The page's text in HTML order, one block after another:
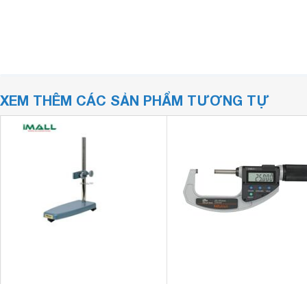
XEM THÊM CÁC SẢN PHẨM TƯƠNG TỰ